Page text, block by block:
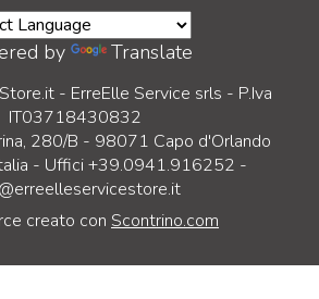
by Translate
- ErreElle Service srls - P.Iva
IT03718430832
280/B - 98071 Capo d'Orlando
- Uffici +39.0941.916252 -
creato con Scontrino.com